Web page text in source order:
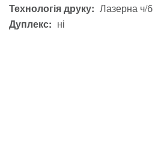
Технологія друку: Лазерна ч/б
Дуплекс: ні